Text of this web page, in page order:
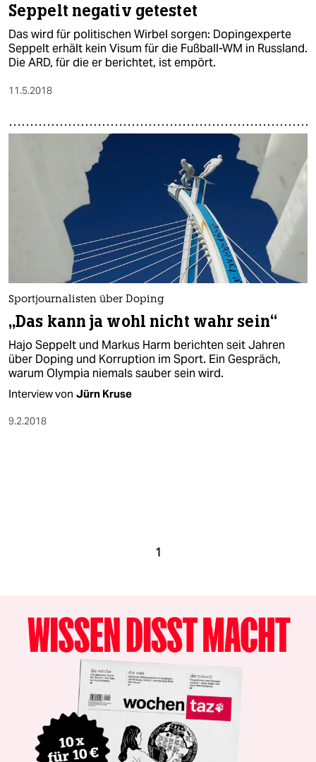
Seppelt negativ getestet
Das wird für politischen Wirbel sorgen: Dopingexperte
Seppelt erhält kein Visum für die Fußball-WM in Russland.
Die ARD, für die er berichtet, ist empört.
11.5.2018
Sportjournalisten über Doping
„Das kann ja wohl nicht wahr sein“
Hajo Seppelt und Markus Harm berichten seit Jahren
über Doping und Korruption im Sport. Ein Gespräch,
warum Olympia niemals sauber sein wird.
Interview von Jürn Kruse
9.2.2018
1